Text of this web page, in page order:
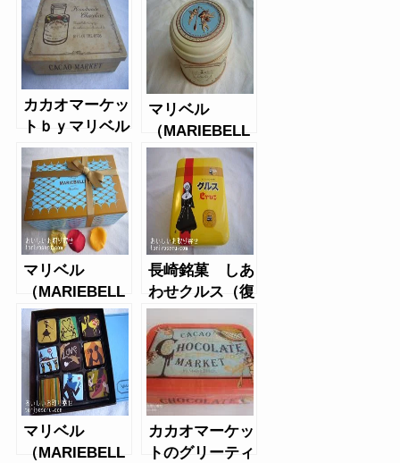
カカオマーケッ
トｂｙマリベル
のインダルジェ
ントチョコボッ
クス
マリベル
（MARIEBELL
E）のチョコボ
ール缶
マリベル
（MARIEBELL
E）のバークオ
レンジアソート
長崎銘菓 しあ
わせクルス（復
刻版クルス缶）
マリベル
（MARIEBELL
カカオマーケッ
トのグリーティ